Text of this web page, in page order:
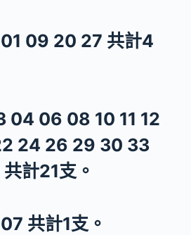
01 09 20 27 共計4
04 06 08 10 11 12
24 26 29 30 33
共計21支。
共計1支。